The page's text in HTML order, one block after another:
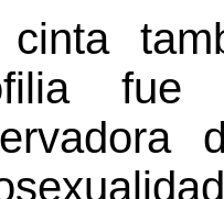
cinta